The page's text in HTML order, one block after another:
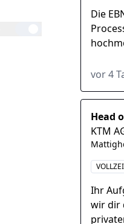
Die
vor 4
Head
KTM
Ihr
wir dir